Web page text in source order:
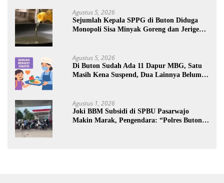
Agustus 5, 2026
Sejumlah Kepala SPPG di Buton Diduga
Monopoli Sisa Minyak Goreng dan Jerigen
Agustus 5, 2026
Di Buton Sudah Ada 11 Dapur MBG, Satu
Masih Kena Suspend, Dua Lainnya Belum
Agustus 1, 2026
Joki BBM Subsidi di SPBU Pasarwajo
Makin Marak, Pengendara: “Polres Buton